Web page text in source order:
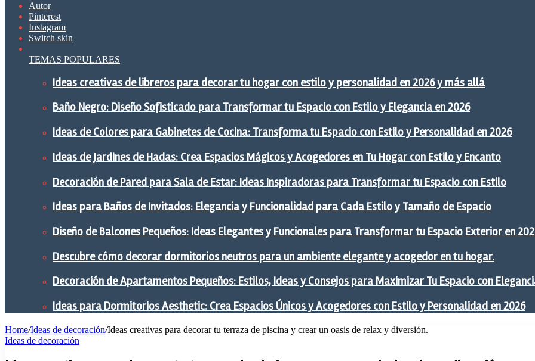
Autor
Pinterest
Instagram
Switch skin
TEMAS POPULARES
Ideas creativas de libreros para decorar tu hogar con estilo y personalidad en 2026 y más allá
Baño Negro: Diseño Sofisticado para Transformar tu Espacio con Estilo y Elegancia en 2026
Ideas de Colores para Gabinetes de Cocina: Transforma tu Espacio con Estilo y Personalidad en 2026
Ideas de Jardines de Hadas: Crea Espacios Mágicos y Acogedores en Tu Hogar con Estilo y Encanto
Decoración de Pared para Sala de Estar: Ideas Inspiradoras para Transformar tu Espacio con Estilo
Ideas para Baños de Invitados: Elegancia y Funcionalidad para Cada Estilo y Tamaño de Espacio
Diseño de Balcones Pequeños: Ideas Elegantes y Funcionales para Transformar tu Espacio Exterior en
Descubre cómo decorar dormitorios neutros para un ambiente elegante y acogedor en tu hogar.
Decoración de Apartamentos Pequeños: Estilos, Ideas y Consejos para Maximizar Tu Espacio con
Ideas para Dormitorios Aesthetic: Crea Espacios Únicos y Acogedores con Estilo y Personalidad en 2026
Home/Ideas de decoración/Ideas creativas para decorar tu terraza de piscina y crear un oasis de relax y diversión.
Ideas de decoración